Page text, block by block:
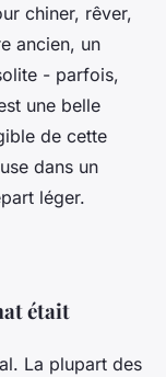
chiner, rêver,
ancien, un
- parfois,
une belle
de cette
dans un
léger.
était
La plupart des